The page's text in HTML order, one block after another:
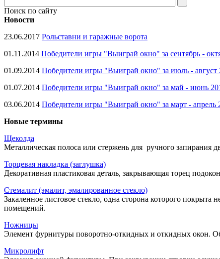
Поиск по сайту
Новости
23.06.2017 Рольставни и гаражные ворота
01.11.2014 Победители игры "Выиграй окно" за сентябрь -
01.09.2014 Победители игры "Выиграй окно" за июль - август
01.07.2014 Победители игры "Выиграй окно" за май - июнь
03.06.2014 Победители игры "Выиграй окно" за март - апрель
Новые термины
Щеколда
Металлическая полоса или стержень для ручного запирания
Торцевая накладка (заглушка)
Декоративная пластиковая деталь, закрывающая торец
Стемалит (эмалит, эмалированное стекло)
Закаленное листовое стекло, одна сторона которого
помещений.
Ножницы
Элемент фурнитуры поворотно-откидных и откидных окон.
Микролифт